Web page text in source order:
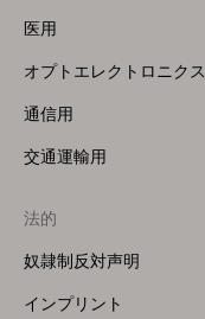
医用
オプトエレクトロニクス
通信用
交通運輸用
法的
奴隷制反対声明
インプリント